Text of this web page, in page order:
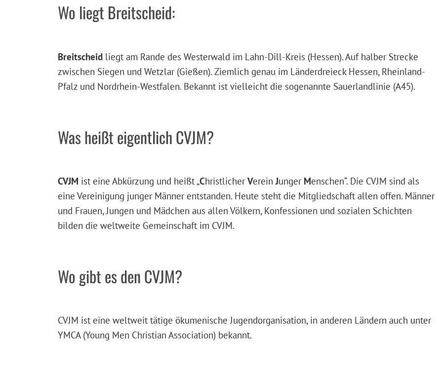
Wo liegt Breitscheid:
Breitscheid liegt am Rande des Westerwald im Lahn-Dill-Kreis (Hessen). Auf halber Strecke
zwischen Siegen und Wetzlar (Gießen). Ziemlich genau im Länderdreieck Hessen, Rheinland-
Pfalz und Nordrhein-Westfalen. Bekannt ist vielleicht die sogenannte Sauerlandlinie (A45).
Was heißt eigentlich CVJM?
CVJM ist eine Abkürzung und heißt „ChristlicherVerein Junger Menschen“. Die CVJM sind als
eine Vereinigung junger Männer entstanden. Heute steht die Mitgliedschaft allen offen. Männer
und Frauen, Jungen und Mädchen aus allen Völkern, Konfessionen und sozialen Schichten
bilden die weltweite Gemeinschaft im CVJM.
Wo gibt es den CVJM?
CVJM ist eine weltweit tätige ökumenische Jugendorganisation, in anderen Ländern auch unter
YMCA (Young Men Christian Association) bekannt.